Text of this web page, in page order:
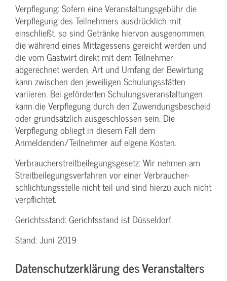
Verpflegung: Sofern eine Veranstaltungs­gebühr die
Verpflegung des Teilnehmers ausdrücklich mit
einschließt, so sind Getränke hiervon ausgenommen,
die während eines Mittagessens gereicht werden und
die vom Gastwirt direkt mit dem Teilnehmer
abgerechnet werden. Art und Umfang der Bewirtung
kann zwischen den jeweiligen Schulungsstätten
variieren. Bei geförderten Schulungs­veranstaltungen
kann die Verpflegung durch den Zuwendungs­bescheid
oder grundsätzlich ausgeschlossen sein. Die
Verpflegung obliegt in diesem Fall dem
Anmeldenden/­Teilnehmer auf eigene Kosten.
Verbraucher­streitbeilegungs­gesetz: Wir nehmen am
Streit­beilegungs­verfahren vor einer Verbraucher­
schlichtungs­stelle nicht teil und sind hierzu auch nicht
verpflichtet.
Gerichtsstand: Gerichtsstand ist Düsseldorf.
Stand: Juni 2019
Datenschutzerklärung des Veranstalters